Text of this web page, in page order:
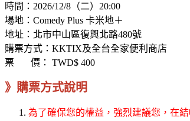
時間：2026/12/8（二）20:00
場地：Comedy Plus 卡米地＋
地址：北市中山區復興北路480號
購票方式：KKTIX及全台全家便利商店
票 價： TWD$ 400
》購票方式說明
為了確保您的權益，強烈建議您，在